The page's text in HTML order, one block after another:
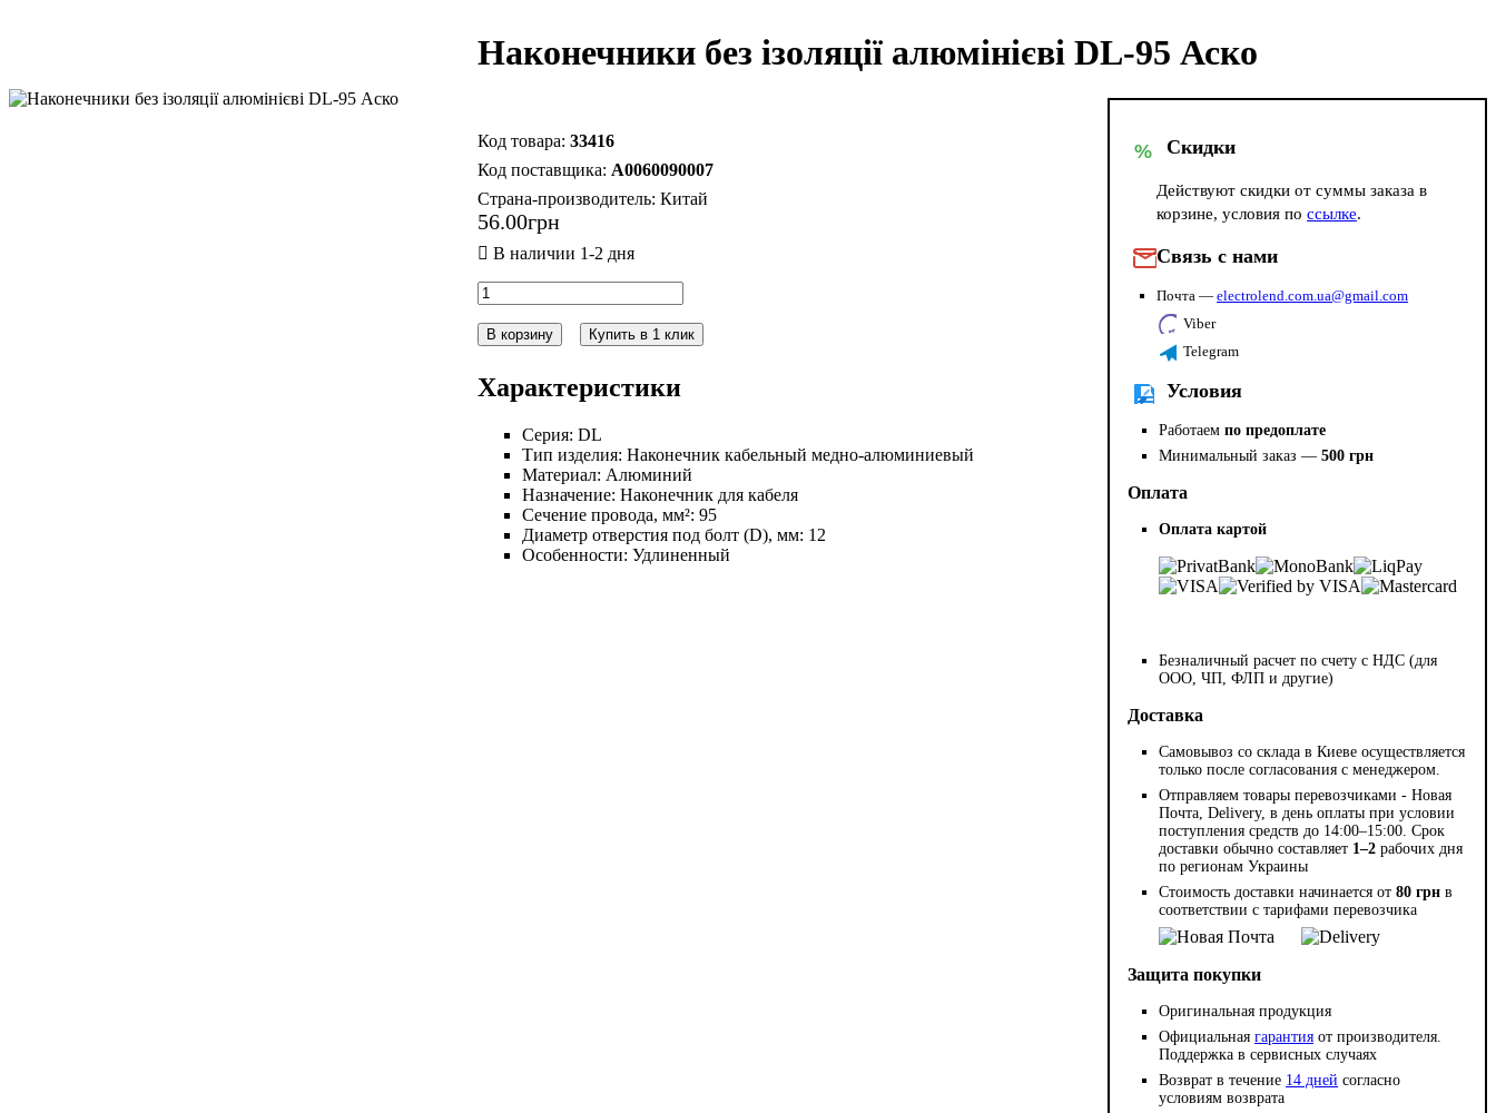
Наконечники без ізоляції алюмінієві DL-95 Аско
33416
A0060090007
Страна-производитель: Китай
56.00грн
В корзину Купить в 1 клик
Характеристики
Серия: DL
Тип изделия: Наконечник кабельный медно-алюминиевый
Материал: Алюминий
Назначение: Наконечник для кабеля
Сечение провода, мм²: 95
Диаметр отверстия под болт (D), мм: 12
Особенности: Удлиненный
% Скидки
Действуют скидки от суммы заказа в
корзине, условия поссылке.
Связь с нами
Почта —electrolend.com.ua@gmail.com
Viber
Telegram
Условия
Работаемпо предоплате
Минимальный заказ —500 грн
Оплата
Оплата картой
Безналичный расчет по счету с НДС (для
ООО, ЧП, ФЛП и другие)
Доставка
Самовывоз со склада в Киеве осуществляется
только после согласования с менеджером.
Отправляем товары перевозчиками - Новая
Почта, Delivery, в день оплаты при условии
поступления средств до 14:00–15:00. Срок
доставки обычно составляет 1–2 рабочих дня
по регионам Украины
Стоимость доставки начинается от80 грн в
соответствии с тарифами перевозчика
Защита покупки
Оригинальная продукция
Официальнаягарантия от производителя.
Поддержка в сервисных случаях
Возврат в течение 14 дней согласно
условиям возврата